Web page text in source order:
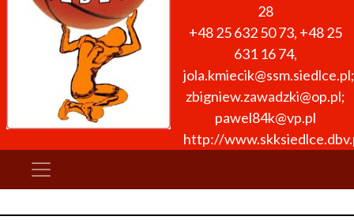
28
+48 25 632 50 73, +48 25
631 16 74,
jola.kmiecik@ssm.siedlce.pl;
zbigniew.zawadzki@op.pl;
pawel84k@vp.pl
http://